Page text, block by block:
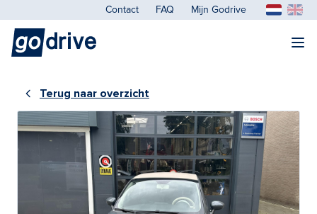
Contact FAQ Mijn Godrive
Terug naar overzicht